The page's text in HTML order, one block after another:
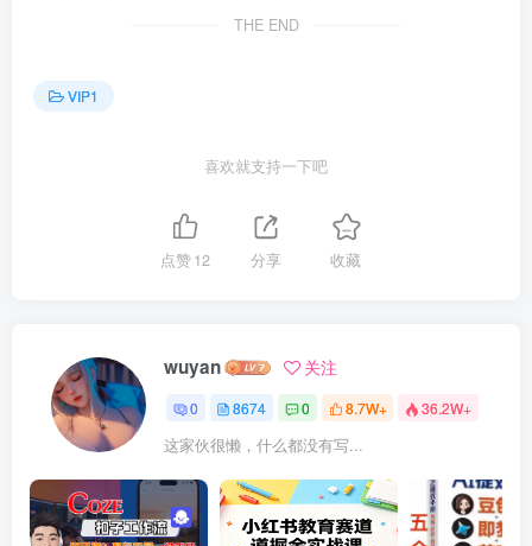
THE END
VIP1
喜欢就支持一下吧
点赞12 分享 收藏
wuyan 关注
0 8674 0 8.7W+ 36.2W+
这家伙很懒，什么都没有写...